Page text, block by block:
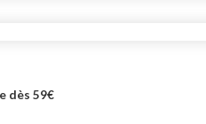
dès 59€